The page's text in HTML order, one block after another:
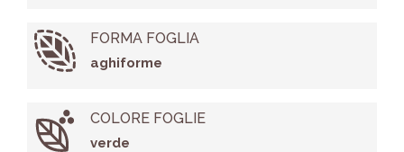
FORMA FOGLIA
aghiforme
COLORE FOGLIE
verde